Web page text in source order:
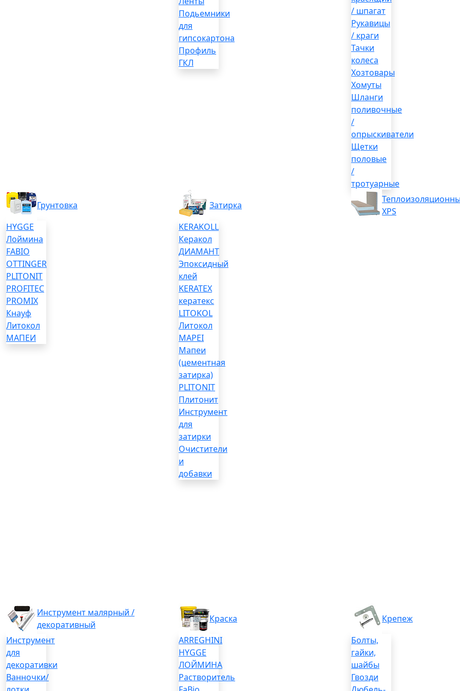
Подьемники
для
гипсокартона
Профиль
ГКЛ
/ шпагат
Рукавицы
/ краги
Тачки
колеса
Хозтовары
Хомуты
Шланги
поливочные
/
опрыскиватели
Щетки
половые
/
тротуарные
Грунтовка
HYGGE
Лоймина
FABIO
OTTINGER
PLITONIT
PROFITEC
PROMIX
Кнауф
Литокол
МАПЕИ
Затирка
KERAKOLL
Керакол
ДИАМАНТ
Эпоксидный
клей
KERATEX
кератекс
LITOKOL
Литокол
MAPEI
Мапеи
(цементная
затирка)
PLITONIT
Плитонит
Инструмент
для
затирки
Очистители
и
добавки
XPS
Инструмент малярный /
декоративный
Инструмент
для
декоративки
Ванночки/
Краска
ARREGHINI
HYGGE
ЛОЙМИНА
Растворитель
Крепеж
Болты,
гайки,
шайбы
Гвозди